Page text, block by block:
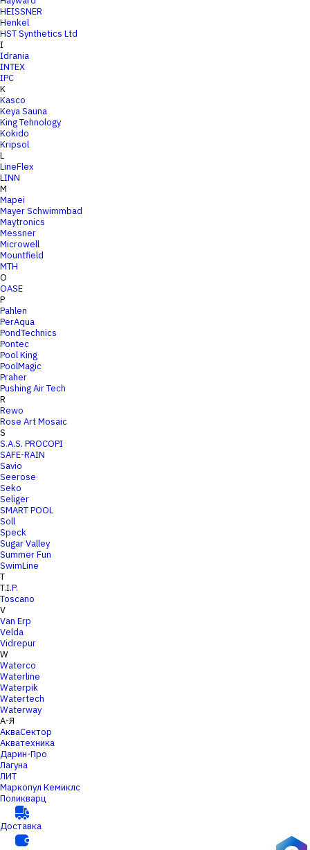
HEISSNER
Henkel
HST Synthetics Ltd
I
Idrania
INTEX
IPC
K
Kasco
Keya Sauna
King Tehnology
Kokido
Kripsol
L
LineFlex
LINN
M
Mapei
Mayer Schwimmbad
Maytronics
Messner
Microwell
Mountfield
MTH
O
OASE
P
Pahlen
PerAqua
PondTechnics
Pontec
Pool King
PoolMagic
Praher
Pushing Air Tech
R
Rewo
Rose Art Mosaic
S
S.A.S. PROCOPI
SAFE-RAIN
Savio
Seerose
Seko
Seliger
SMART POOL
Soll
Speck
Sugar Valley
Summer Fun
SwimLine
T
T.I.P.
Toscano
V
Van Erp
Velda
Vidrepur
W
Waterco
Waterline
Waterpik
Watertech
Waterway
А-Я
АкваСектор
Акватехника
Дарин-Про
Лагуна
ЛИТ
Маркопул Кемиклс
Поликварц
Доставка